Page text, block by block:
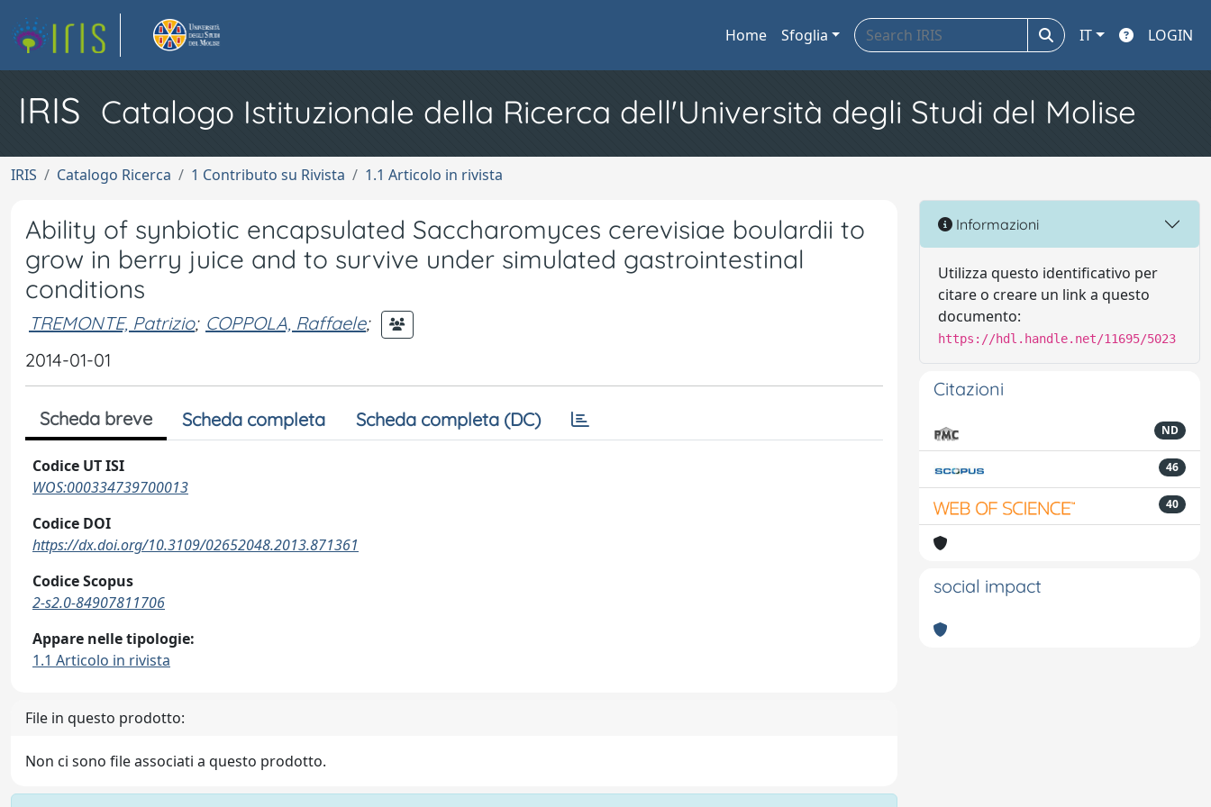
Home Sfoglia IT LOGIN
IRIS Catalogo Istituzionale della Ricerca dell'Università degli Studi del Molise
IRIS Catalogo Ricerca 1 Contributo su Rivista 1.1 Articolo in rivista
Ability of synbiotic encapsulated Saccharomyces cerevisiae boulardii to
grow in berry juice and to survive under simulated gastrointestinal
conditions
TREMONTE, Patrizio; COPPOLA, Raffaele;
2014-01-01
Scheda breve Scheda completa Scheda completa (DC)
Codice UT ISI
WOS:000334739700013
Codice DOI
https://dx.doi.org/10.3109/02652048.2013.871361
Codice Scopus
2-s2.0-84907811706
Appare nelle tipologie:
1.1 Articolo in rivista
File in questo prodotto:
Non ci sono file associati a questo prodotto.
Informazioni
Utilizza questo identificativo per
citare o creare un link a questo
documento:
https://hdl.handle.net/11695/5023
Citazioni
ND
46
40
social impact